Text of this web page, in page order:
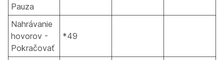
Pauza
Nahrávanie
hovorov -
Pokračovať
*49